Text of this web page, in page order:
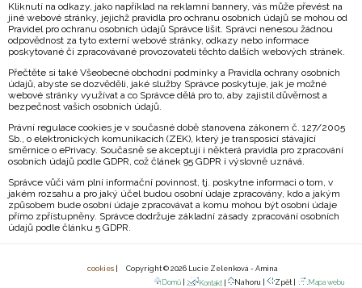
Kliknutí na odkazy, jako například na reklamní bannery, vás může převést na
jiné webové stránky, jejichž pravidla pro ochranu osobních údajů se mohou od
Pravidel pro ochranu osobních údajů Správce lišit. Správci nenesou žádnou
odpovědnost za tyto externí webové stránky, odkazy nebo informace
poskytované či zpracovávané provozovateli těchto dalších webových stránek.
Přečtěte si také Všeobecné obchodní podmínky a Pravidla ochrany osobních
údajů, abyste se dozvěděli, jaké služby Správce poskytuje, jak je možné
webové stránky využívat a co Správce dělá pro to, aby zajistil důvěrnost a
bezpečnost vašich osobních údajů.
Právní regulace cookies je v současné době stanovena zákonem č. 127/2005
Sb., o elektronických komunikacích (ZEK), který je transposicí stávající
směrnice o ePrivacy. Současně se akceptují i některá pravidla pro zpracování
osobních údajů podle GDPR, což článek 95 GDPR i výslovně uznává.
Správce vůči vám plní informační povinnost, tj. poskytne informaci o tom, v
jakém rozsahu a pro jaký účel budou osobní údaje zpracovány, kdo a jakým
způsobem bude osobní údaje zpracovávat a komu mohou být osobní údaje
přímo zpřístupněny. Správce dodržuje základní zásady zpracování osobních
údajů podle článku 5 GDPR.
cookies | Copyright © 2026 Lucie Zelenková - Amina
Mapa webu
Zpět |
Nahoru |
Kontakt |
Domů